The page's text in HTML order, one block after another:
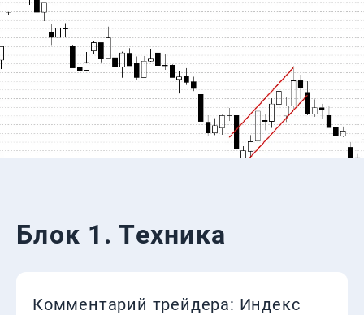
Блок 1. Техника
Комментарий трейдера: Индекс